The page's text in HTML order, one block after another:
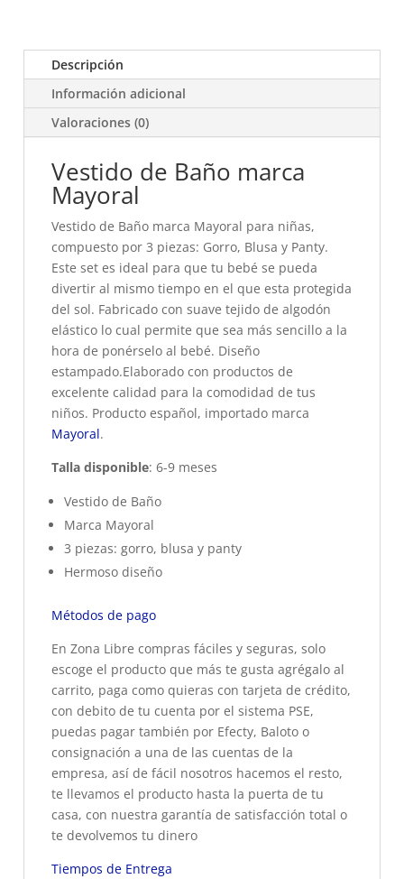
Descripción
Información adicional
Valoraciones (0)
Vestido de Baño marca
Mayoral
Vestido de Baño marca Mayoral para niñas,
compuesto por 3 piezas: Gorro, Blusa y Panty.
Este set es ideal para que tu bebé se pueda
divertir al mismo tiempo en el que esta protegida
del sol. Fabricado con suave tejido de algodón
elástico lo cual permite que sea más sencillo a la
hora de ponérselo al bebé. Diseño
estampado.Elaborado con productos de
excelente calidad para la comodidad de tus
niños. Producto español, importado marca
Mayoral.
Talla disponible: 6-9 meses
Vestido de Baño
Marca Mayoral
3 piezas: gorro, blusa y panty
Hermoso diseño
Métodos de pago
En Zona Libre compras fáciles y seguras, solo
escoge el producto que más te gusta agrégalo al
carrito, paga como quieras con tarjeta de crédito,
con debito de tu cuenta por el sistema PSE,
puedas pagar también por Efecty, Baloto o
consignación a una de las cuentas de la
empresa, así de fácil nosotros hacemos el resto,
te llevamos el producto hasta la puerta de tu
casa, con nuestra garantía de satisfacción total o
te devolvemos tu dinero
Tiempos de Entrega